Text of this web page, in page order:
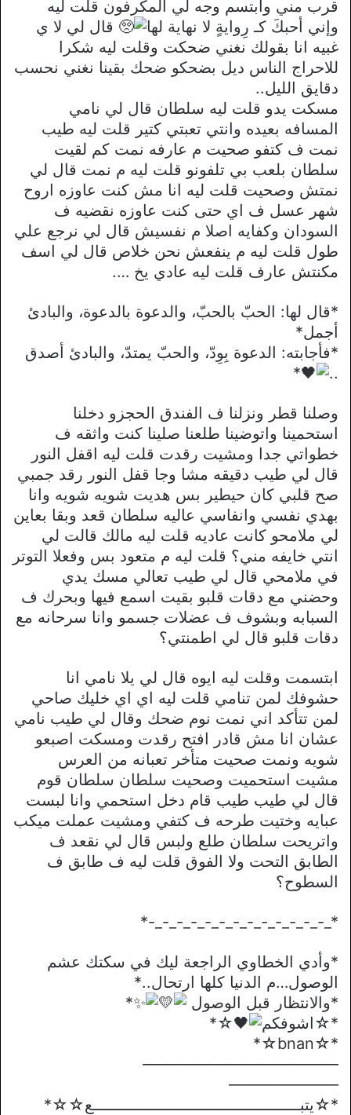
قرب مني وابتسم وجه لي المكرفون قلت ليه
وإني أحبكَ كـ رِوايةٍ لا نهاية لها
قال لي لا ي
غبيه انا بقولك نغني ضحكت وقلت ليه شكرا
للاحراج الناس ديل بضحكو ضحك بقينا نغني نحسب
دقايق الليل..
مسكت يدو قلت ليه سلطان قال لي نامي
المسافه بعيده وانتي تعبتي كتير قلت ليه طيب
نمت ف كتفو صحيت م عارفه نمت كم لقيت
سلطان بلعب بي تلفونو قلت ليه م نمت قال لي
نمتش وصحيت قلت ليه انا مش كنت عاوزه اروح
شهر عسل ف اي حتى كنت عاوزه نقضيه ف
السودان وكفايه اصلا م نفسيش قال لي نرجع علي
طول قلت ليه م ينفعش نحن خلاص قال لي اسف
مكنتش عارف قلت ليه عادي يخ ….
*قال لها: الحبّ بالحبّ، والدعوة بالدعوة، والبادئ
أجمل*
*فأجابته: الدعوة بِوِدّ، والحبّ يمتدّ، والبادئ أصدق
..
*
وصلنا قطر ونزلنا ف الفندق الحجزو دخلنا
استحمينا واتوضينا طلعنا صلينا كنت واثقه ف
خطواتي جدا ومشيت رقدت قلت ليه اقفل النور
قال لي طيب دقيقه مشا وجا قفل النور رقد جمبي
صح قلبي كان حيطير بس هديت شويه شويه وانا
بهدي نفسي وانفاسي عاليه سلطان قعد وبقا بعاين
لي ملامحو كانت عاديه قلت ليه مالك قالت لي
انتي خايفه مني؟ قلت ليه م متعود بس وفعلا التوتر
في ملامحي قال لي طيب تعالي مسك يدي
وحضني مع دقات قلبو بقيت اسمع فيها وبحرك ف
السبابه وبشوف ف عضلات جسمو وانا سرحانه مع
دقات قلبو قال لي اطمنتي؟
ابتسمت وقلت ليه ايوه قال لي يلا نامي انا
حشوفك لمن تنامي قلت ليه اي اي خليك صاحي
لمن تتأكد اني نمت نوم ضحك وقال لي طيب نامي
عشان انا مش قادر افتح رقدت ومسكت اصبعو
شويه ونمت صحيت متأخر تعبانه من العرس
مشيت استحميت وصحيت سلطان سلطان قوم
قال لي طيب طيب قام دخل استحمي وانا لبست
عبايه وختيت طرحه ف كتفي ومشيت عملت ميكب
واتريحت سلطان طلع ولبس قال لي نقعد ف
الطابق التحت ولا الفوق قلت ليه ف طابق ف
السطوح؟
*_-_-_-_-_-_-_-_-_-_-_-_-_-*
*وأدي الخطاوي الراجعة ليك في سكتك عشم
الوصول…م الدنيا كلها ارتحال..*
*والانتظار قبل الوصول
*
*☆اشوفكم
☆*
*☆bnan☆*
————————————–
———————
*☆يتبــــــــــــــــــــــــــــــــــــــــــــع☆☆*